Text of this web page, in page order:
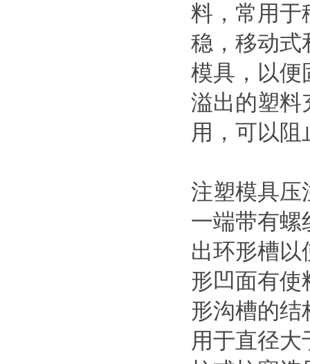
料，常用于
稳，移动式
模具，以便
溢出的塑料
用，可以
注塑模具压
一端带有螺
出环形槽以
形凹面有使
形沟槽的结
用于直径大